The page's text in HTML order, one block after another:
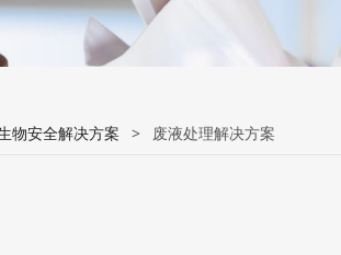
物安全解决方案 > 废液处理解决方案